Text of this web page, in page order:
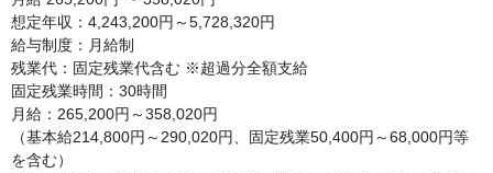
想定年収：4,243,200円～5,728,320円
給与制度：月給制
残業代：固定残業代含む ※超過分全額支給
固定残業時間：30時間
月給：265,200円～358,020円
（基本給214,800円～290,020円、固定残業50,400円～68,000円等
を含む）